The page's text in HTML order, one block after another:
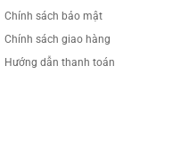
Chính sách bảo mật
Chính sách giao hàng
Hướng dẫn thanh toán